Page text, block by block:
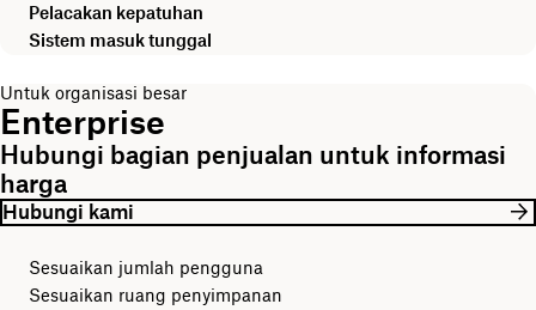
Pelacakan kepatuhan
Sistem masuk tunggal
Untuk organisasi besar
Enterprise
Hubungi bagian penjualan untuk informasi
harga
Hubungi kami
Sesuaikan jumlah pengguna
Sesuaikan ruang penyimpanan